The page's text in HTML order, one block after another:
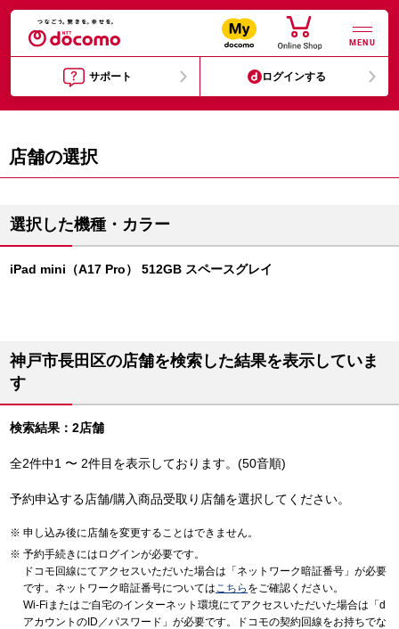
MENU
サポート ログインする
店舗の選択
選択した機種・カラー
iPad mini（A17 Pro） 512GB スペースグレイ
神戸市長田区の店舗を検索した結果を表示していま
す
検索結果：2店舗
全2件中1 〜 2件目を表示しております。(50音順)
予約申込する店舗/購入商品受取り店舗を選択してください。
申し込み後に店舗を変更することはできません。
予約手続きにはログインが必要です。
ドコモ回線にてアクセスいただいた場合は「ネットワーク暗証番号」が必要
です。ネットワーク暗証番号についてはこちら をご確認ください。
Wi-Fiまたはご自宅のインターネット環境にてアクセスいただいた場合は「d
アカウントのID／パスワード」が必要です。ドコモの契約回線をお持ちでな